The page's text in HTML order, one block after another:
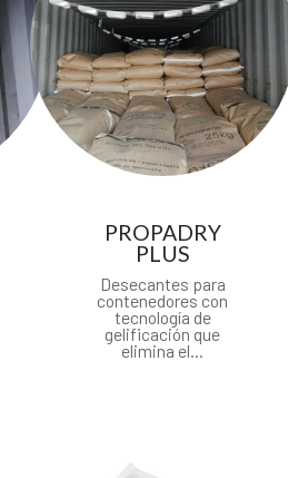
PROPADRY
PLUS
Desecantes para
contenedores con
tecnología de
gelificación que
elimina el...